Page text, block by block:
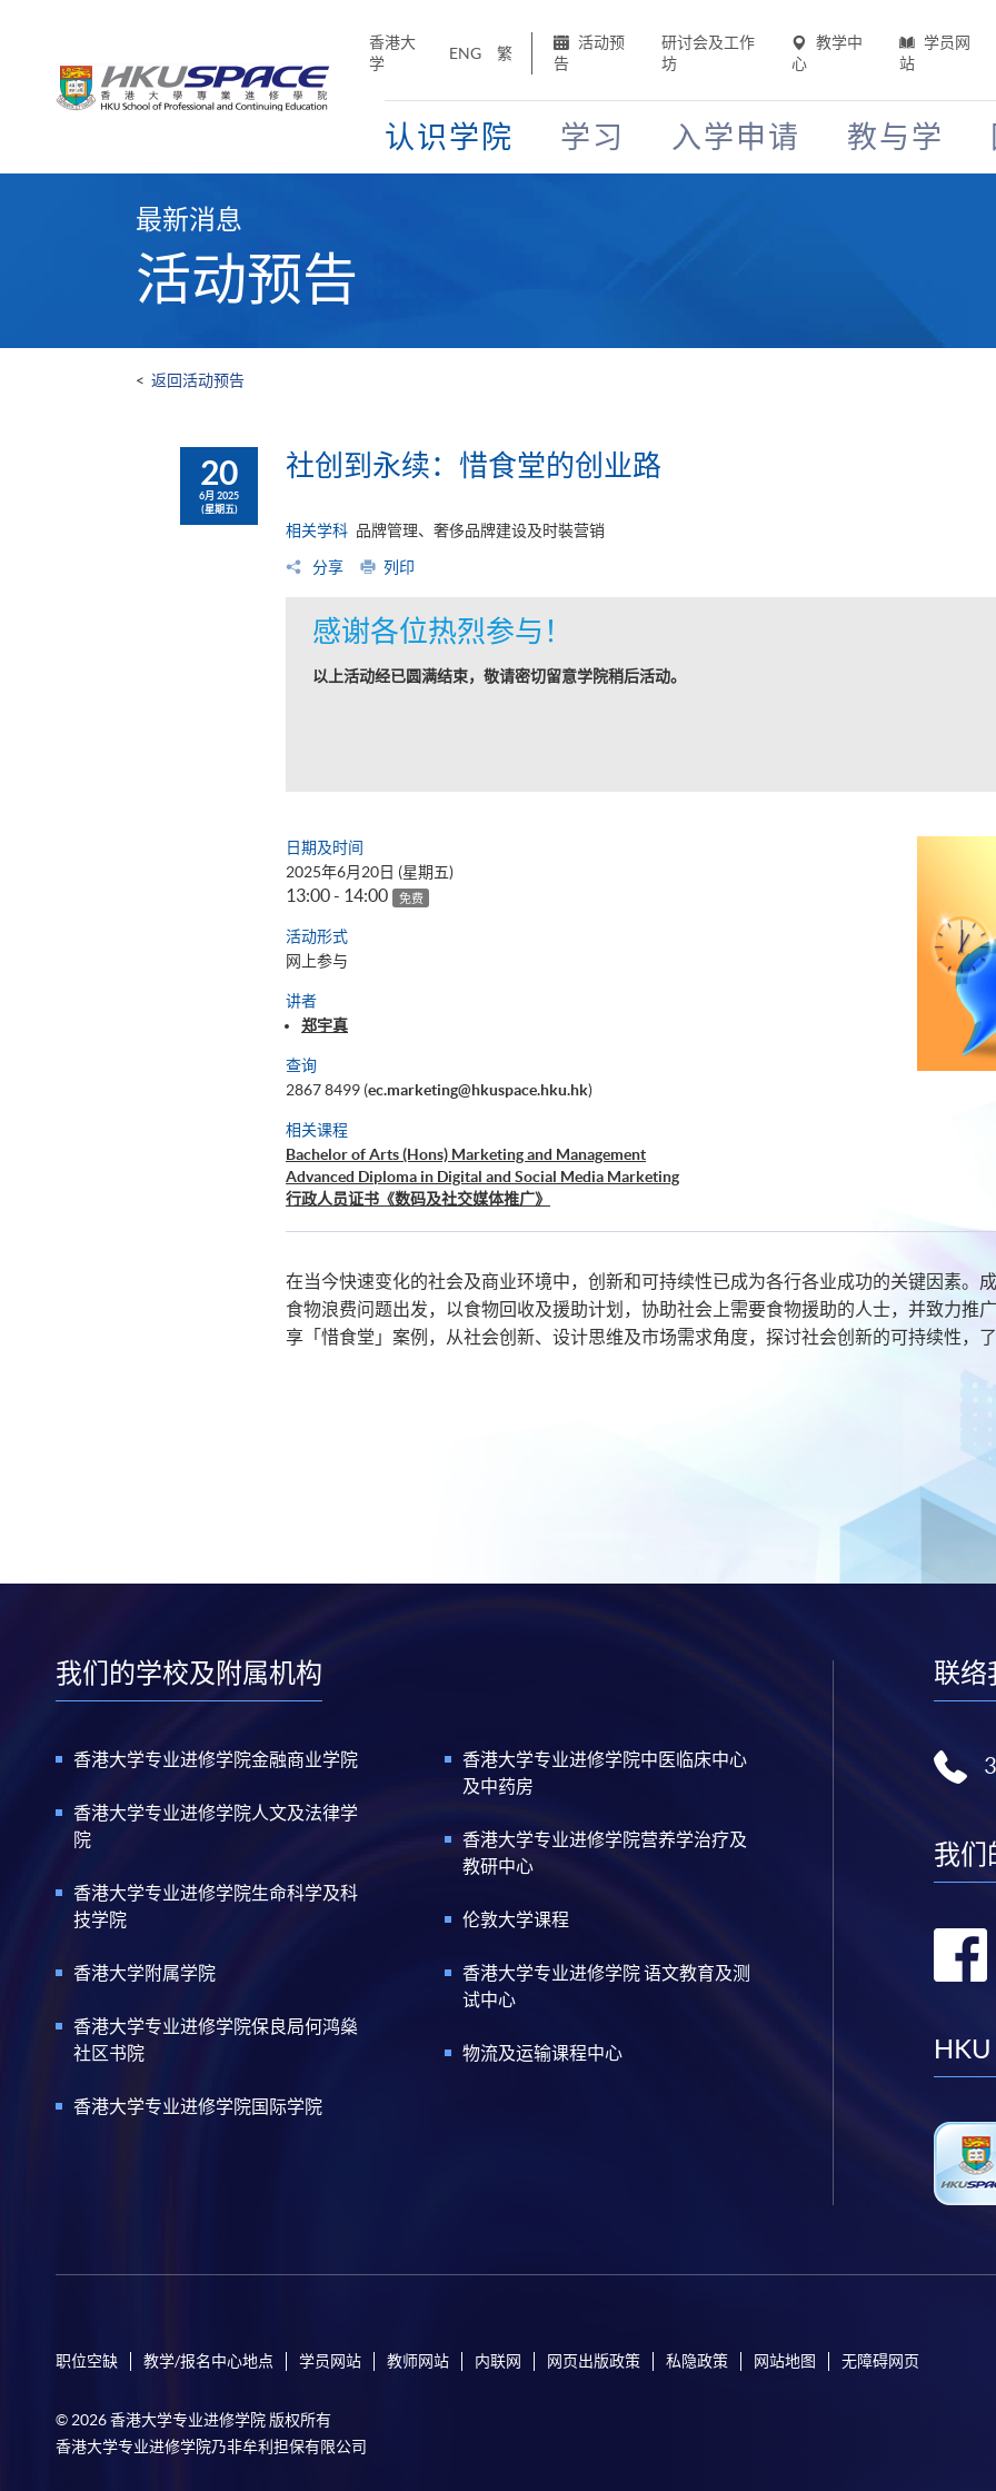
香港大
学
ENG 繁
活动预
告
研讨会及工作
坊
教学中
心
学员网
站
认识学院 学习 入学申请 教与学
最新消息
活动预告
< 返回活动预告
20
6月 2025
(星期五)
社创到永续：惜食堂的创业路
相关学科 品牌管理、奢侈品牌建设及时裝营销
分享 列印
感谢各位热烈参与！
以上活动经已圆满结束，敬请密切留意学院稍后活动。
日期及时间
2025年6月20日 (星期五)
13:00 - 14:00 免费
活动形式
网上参与
讲者
郑宇真
查询
2867 8499 (ec.marketing@hkuspace.hku.hk)
相关课程
Bachelor of Arts (Hons) Marketing and Management
Advanced Diploma in Digital and Social Media Marketing
行政人员证书《数码及社交媒体推广》
在当今快速变化的社会及商业环境中，创新和可持续性已成为各行各业成功的关键因素。
食物浪费问题出发，以食物回收及援助计划，协助社会上需要食物援助的人士，并致力推
享「惜食堂」案例，从社会创新、设计思维及市场需求角度，探讨社会创新的可持续性，
我们的学校及附属机构
香港大学专业进修学院金融商业学院
香港大学专业进修学院人文及法律学
院
香港大学专业进修学院生命科学及科
技学院
香港大学附属学院
香港大学专业进修学院保良局何鸿燊
社区书院
香港大学专业进修学院国际学院
香港大学专业进修学院中医临床中心
及中药房
香港大学专业进修学院营养学治疗及
教研中心
伦敦大学课程
香港大学专业进修学院 语文教育及测
试中心
物流及运输课程中心
联络
我们
HKU
职位空缺 教学/报名中心地点 学员网站 教师网站 内联网 网页出版政策 私隐政策 网站地图 无障碍网页
© 2026 香港大学专业进修学院 版权所有
香港大学专业进修学院乃非牟利担保有限公司